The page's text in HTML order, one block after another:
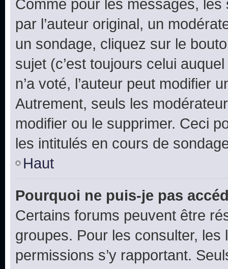
Comme pour les messages,
par l’auteur original, un
un sondage, cliquez sur le
sujet (c’est toujours celui
n’a voté, l’auteur peut modifier
Autrement, seuls les
modifier ou le supprimer. Ceci
les intitulés en cours de
Haut
Pourquoi ne puis-je pas
Certains forums peuvent être
groupes. Pour les consulter,
permissions s’y rapportant.